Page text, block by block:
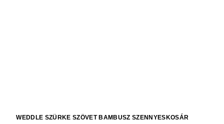
WEDDLE SZÜRKE SZÖVET BAMBUSZ SZENNYESKOSÁR